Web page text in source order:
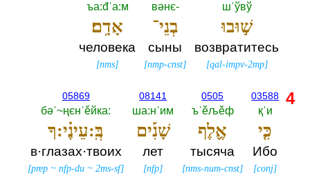
шˈўвў
שׁ֣וּבוּ
возвратитесь
[qal-impv-2mp]
вәнє-‎
בְנֵי־
сыны
[nmp-cnst]
ъа:đˈа:м
אָדָֽם׃
человека
[nms]
03588
қˈи
כִּ֤י
Ибо
[conj]
0505
ъˈěљěф
אֶ֪לֶף
тысяча
[nms-num-cnst]
08141
ша:нˈим
שָׁנִ֡ים
лет
[nfp]
05869
бәˈ~ңєнˈěйка:‎
בְּֽ:עֵינֶ֗י:ךָ
в·глазах·твоих
[prep ~nfp-du ~2ms-sf]
4